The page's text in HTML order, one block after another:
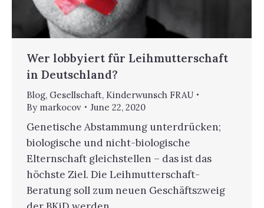
Wer lobbyiert für Leihmutterschaft
in Deutschland?
Blog, Gesellschaft, Kinderwunsch FRAU
By markocov June 22, 2020
Genetische Abstammung unterdrücken;
biologische und nicht-biologische
Elternschaft gleichstellen – das ist das
höchste Ziel. Die Leihmutterschaft-
Beratung soll zum neuen Geschäftszweig